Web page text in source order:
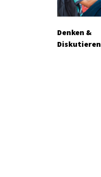
Denken &
Diskutieren